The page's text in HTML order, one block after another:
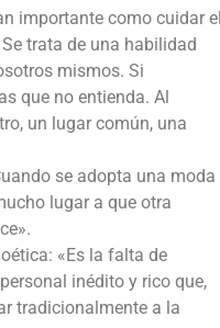
importante como cuidar el
trata de una habilidad
mismos. Si
que no entienda. Al
un lugar común, una
se adopta una moda
lugar a que otra
«Es la falta de
inédito y rico que,
tradicionalmente a la